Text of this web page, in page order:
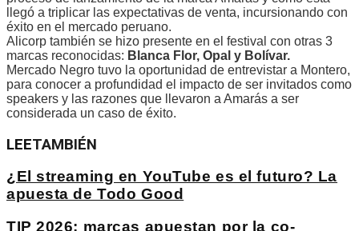
llegó a triplicar las expectativas de venta, incursionando con
éxito en el mercado peruano.
Alicorp también se hizo presente en el festival con otras 3
marcas reconocidas: Blanca Flor, Opal y Bolívar.
Mercado Negro tuvo la oportunidad de entrevistar a Montero,
para conocer a profundidad el impacto de ser invitados como
speakers y las razones que llevaron a Amarás a ser
considerada un caso de éxito.
LEETAMBIÉN
¿El streaming en YouTube es el futuro? La
apuesta de Todo Good
TIP 2026: marcas apuestan por la co-